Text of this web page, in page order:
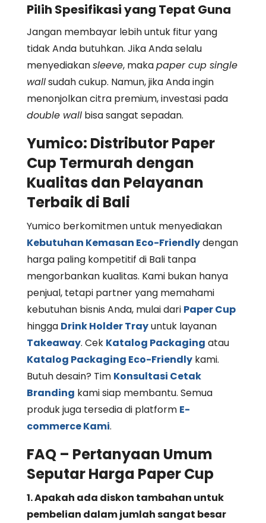
Pilih Spesifikasi yang Tepat Guna
Jangan membayar lebih untuk fitur yang
tidak Anda butuhkan. Jika Anda selalu
menyediakansleeve, makapaper cup single
wallsudah cukup. Namun, jika Anda ingin
menonjolkan citra premium, investasi pada
double wallbisa sangat sepadan.
Yumico: Distributor Paper
Cup Termurah dengan
Kualitas dan Pelayanan
Terbaik di Bali
Yumico berkomitmen untuk menyediakan
Kebutuhan Kemasan Eco-Friendlydengan
harga paling kompetitif di Bali tanpa
mengorbankan kualitas. Kami bukan hanya
penjual, tetapi partner yang memahami
kebutuhan bisnis Anda, mulai dari Paper Cup
hingga Drink Holder Trayuntuk layanan
Takeaway. Cek Katalog Packaging atau
Katalog Packaging Eco-Friendlykami.
Butuh desain? Tim Konsultasi Cetak
Branding kami siap membantu. Semua
produk juga tersedia di platform E-
commerce Kami.
FAQ – Pertanyaan Umum
Seputar Harga Paper Cup
1. Apakah ada diskon tambahan untuk
pembelian dalam jumlah sangat besar